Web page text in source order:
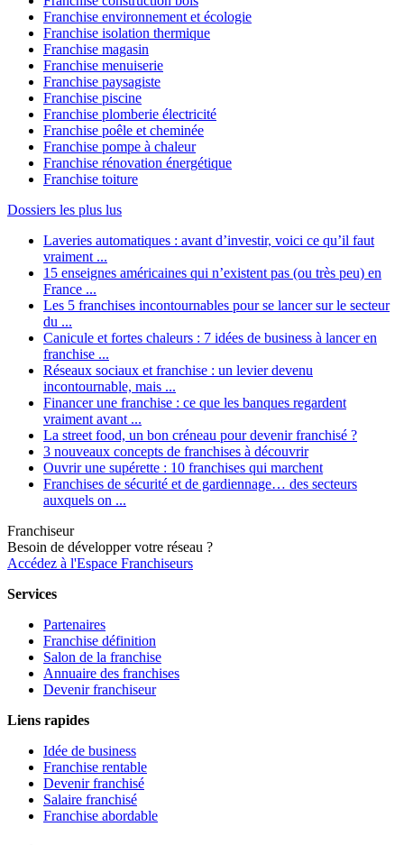
Franchise environnement et écologie
Franchise isolation thermique
Franchise magasin
Franchise menuiserie
Franchise paysagiste
Franchise piscine
Franchise plomberie électricité
Franchise poêle et cheminée
Franchise pompe à chaleur
Franchise rénovation énergétique
Franchise toiture
Dossiers les plus lus
Laveries automatiques : avant d’investir, voici ce qu’il faut
vraiment ...
15 enseignes américaines qui n’existent pas (ou très peu) en
France ...
Les 5 franchises incontournables pour se lancer sur le secteur
du ...
Canicule et fortes chaleurs : 7 idées de business à lancer en
franchise ...
Réseaux sociaux et franchise : un levier devenu
incontournable, mais ...
Financer une franchise : ce que les banques regardent
vraiment avant ...
La street food, un bon créneau pour devenir franchisé ?
3 nouveaux concepts de franchises à découvrir
Ouvrir une supérette : 10 franchises qui marchent
Franchises de sécurité et de gardiennage… des secteurs
auxquels on ...
Franchiseur
Besoin de développer votre réseau ?
Accédez à l'Espace Franchiseurs
Services
Partenaires
Franchise définition
Salon de la franchise
Annuaire des franchises
Devenir franchiseur
Liens rapides
Idée de business
Franchise rentable
Devenir franchisé
Salaire franchisé
Franchise abordable